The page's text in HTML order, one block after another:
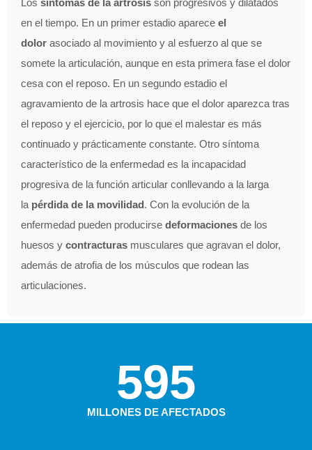
Los síntomas de la artrosis son progresivos y dilatados
en el tiempo. En un primer estadio aparece el
dolor asociado al movimiento y al esfuerzo al que se
somete la articulación, aunque en esta primera fase el dolor
cesa con el reposo. En un segundo estadio el
agravamiento de la artrosis hace que el dolor aparezca tras
el reposo y el ejercicio, por lo que el malestar es más
continuado y prácticamente constante. Otro síntoma
característico de la enfermedad es la incapacidad
progresiva de la función articular conllevando a la larga
la pérdida de la movilidad. Con la evolución de la
enfermedad pueden producirse deformaciones de los
huesos y contracturas musculares que agravan el dolor,
además de atrofia de los músculos que rodean las
articulaciones.
MILLONES DE AFECTADOS
595